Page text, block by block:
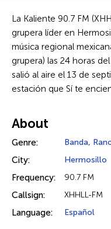
La Kaliente 90.7 FM
grupera líder en
música regional
grupera) las 24 horas
salió al aire el 13 de
estación que Sí te
About
Genre: Banda,
City: Hermosillo
Frequency: 90.7 FM
Callsign: XHHLL-FM
Language: Español